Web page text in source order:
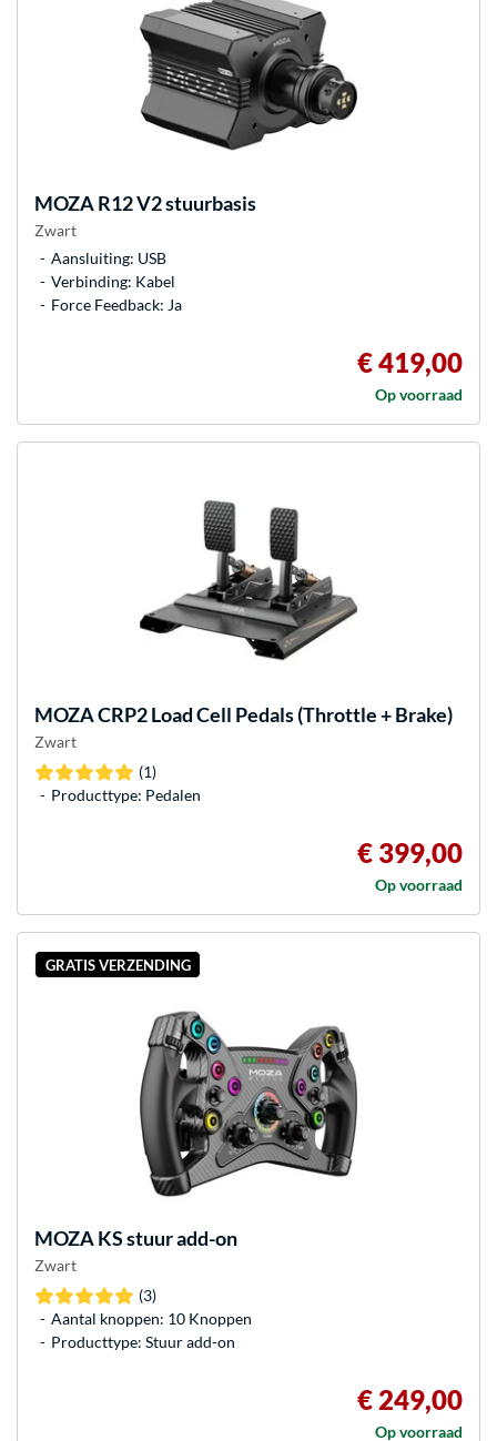
MOZAR12 V2 stuurbasis
Zwart
Aansluiting: USB
Verbinding: Kabel
Force Feedback: Ja
€ 419,00
Op voorraad
MOZACRP2 Load Cell Pedals (Throttle + Brake)
Zwart
(1)
Producttype: Pedalen
€ 399,00
Op voorraad
GRATIS VERZENDING
MOZAKS stuur add-on
Zwart
(3)
Aantal knoppen: 10 Knoppen
Producttype: Stuur add-on
€ 249,00
Op voorraad